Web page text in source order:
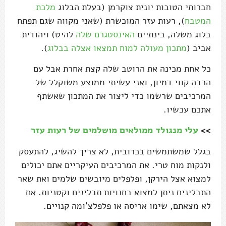
חברותי הטובות יונית צוקרמן (בעלת הבלוג מלכת
המטבח), רעות עזר המוכשרת (שאני מקווה שגם תפתח
בלוג משלה, בינתיים האינסטגרם שלה להיט) ויהודית
אביב (מתכון מעולה למוח תמצאו אצלה בבלוג).
כל אחת מכינה את הרוטב שלה קצת אחרת אבל עם
הרבה קווי דמיון, ואני עשיתי ממוצע משוקלל של
המרכיבים שרשמו כדי ליצור את המתכון שאשתף
אתכם עכשיו.
>> עלי מנגולד ממולאים מושלמים של רעות עזר
בגלל שמשתמשים בכרובית, לא צריך להשיג, להתעסק
ולנקות מוח טרי. את המרכיבים העיקריים אתם יכולים
למצוא אצל הירקן, ופלפלים מיובשים שלמים ואת שאר
התבלינים ניתן למצוא בחנויות תבלינים וקטניות. אם
לא מצאתם, שימו אריסה או פלפלצ'ומה קנויים.